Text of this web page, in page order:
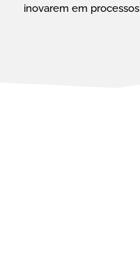
inovarem em processos